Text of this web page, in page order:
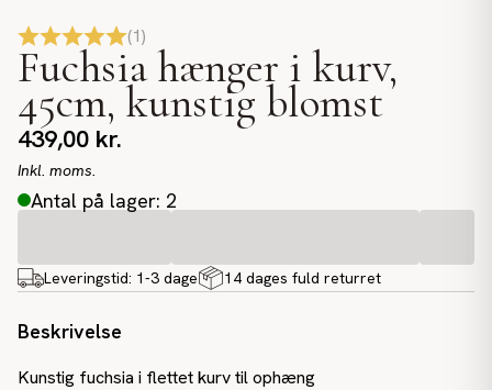
(1)
Fuchsia hænger i kurv,
45cm, kunstig blomst
439,00 kr.
Inkl. moms.
Antal på lager: 2
Leveringstid: 1-3 dage 14 dages fuld returret
Beskrivelse
Kunstig fuchsia i flettet kurv til ophæng